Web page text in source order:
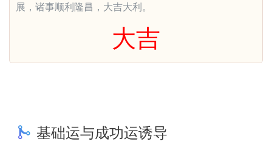
展，诸事顺利隆昌，大吉大利。
大吉
基础运与成功运诱导